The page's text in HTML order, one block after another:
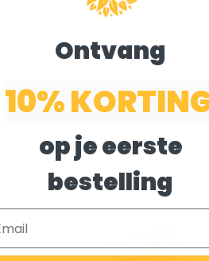
Ontvang
10%
op je eerste
bestelling